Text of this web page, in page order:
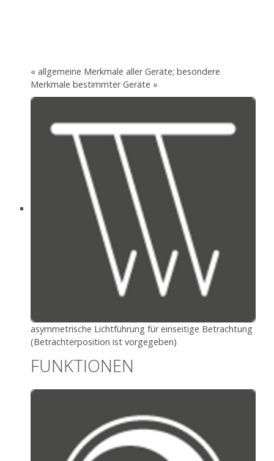
« allgemeine Merkmale aller Geräte; besondere
Merkmale bestimmter Geräte »
asymmetrische Lichtführung für einseitige Betrachtung
(Betrachterposition ist vorgegeben)
FUNKTIONEN